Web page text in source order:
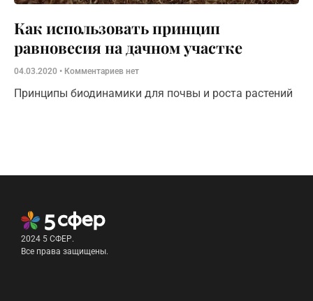
Как использовать принцип
равновесия на дачном участке
04.03.2020 Комментариев нет
Принципы биодинамики для почвы и роста растений
2024 5 СФЕР.
Все права защищены.